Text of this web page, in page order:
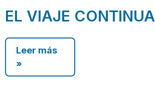
EL VIAJE CONTINUA
Leer más
»